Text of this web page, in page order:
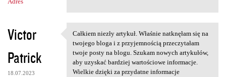
Victor
Patrick
18.07.2023
Całkiem niezły artykuł.
Całkiem niezły artykuł. Właśnie natknęłam się na
twojego bloga i z przyjemnością przeczytałam
twoje posty na blogu. Szukam nowych artykułów,
aby uzyskać bardziej wartościowe informacje.
Wielkie dzięki za przydatne informacje